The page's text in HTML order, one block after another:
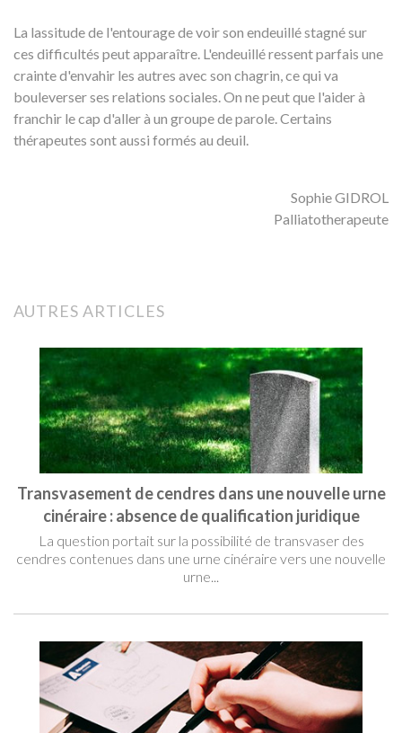
La lassitude de l'entourage de voir son endeuillé stagné sur
ces difficultés peut apparaître. L'endeuillé ressent parfais une
crainte d'envahir les autres avec son chagrin, ce qui va
bouleverser ses relations sociales. On ne peut que l'aider à
franchir le cap d'aller à un groupe de parole. Certains
thérapeutes sont aussi formés au deuil.
Sophie GIDROL
Palliatotherapeute
AUTRES ARTICLES
Transvasement de cendres dans une nouvelle urne
cinéraire : absence de qualification juridique
La question portait sur la possibilité de transvaser des
cendres contenues dans une urne cinéraire vers une nouvelle
urne...